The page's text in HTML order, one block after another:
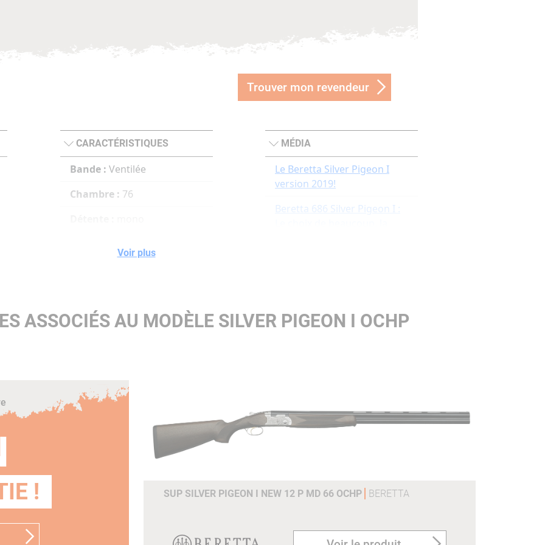
Trouver mon revendeur
CARACTÉRISTIQUES
Bande : Ventilée
Chambre : 76
MÉDIA
Le Beretta Silver Pigeon I
version 2019!
Beretta 686 Silver Pigeon I :
Voir plus
ASSOCIÉS AU MODÈLE SILVER PIGEON I OCHP
! SUP SILVER PIGEON I NEW 12 P MD 66 OCHP BERETTA